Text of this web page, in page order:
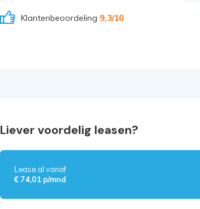
Klantenbeoordeling 9,3/10
Liever voordelig leasen?
Lease al vanaf
€ 74,01 p/mnd